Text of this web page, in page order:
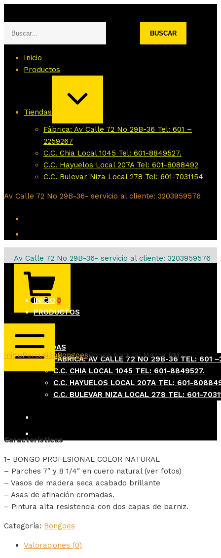
al
contenido
Inicio
Productos
Tiendas
Fábrica: Av Calle 72 No 29B-36 Tel: 601 –
2259267
C.C. Chia Local 1045 Tel: 601-8849527.
C.C. Hayuelos Local 207A Tel: 601-8088492
C.C. Bulevar Niza Local 278 Tel: 601-7031154
Av Calle 72 No 29B-36- servicio al cliente: 3203959576
Av Calle 72 No 29B-36- servicio al cliente: 3203959576
CARRITO
DE
LA
COMPRA
0
MUSICALES
PERDOMO
INICIO
PRODUCTOS
TIENDAS
FÁBRICA: AV CALLE 72 NO 29B-36 TEL: 601
C.C. CHIA LOCAL 1045 TEL: 601-8849527.
C.C. HAYUELOS LOCAL 207A TEL: 601-
C.C. BULEVAR NIZA LOCAL 278 TEL: 601-
MUSICALES
MÓVIL
InicioPercusiónBongoesBongó Natural Marca RM.
Bongó Natural Marca RM.
Características
1- BONGO PROFESIONAL COLOR NATURAL
– Parches 7″ y 8 1/4″ en cuero natural (ver fotos)
– Vasos de madera seca acabado brillante
– Asas de afinación cromadas.
– Pintura alta resistencia con dos capas de barniz.
Categoría: Bongoes
Valoraciones (0)